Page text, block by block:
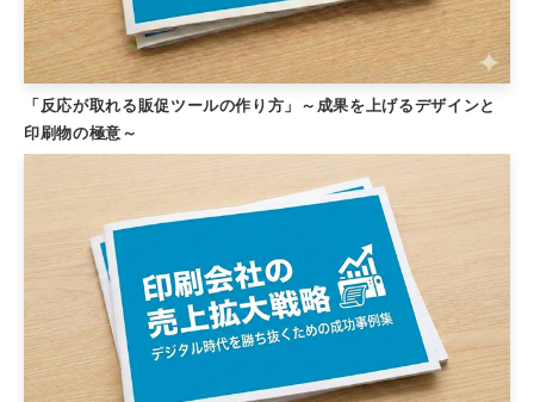
「反応が取れる販促ツールの作り方」～成果を上げるデザインと
印刷物の極意～